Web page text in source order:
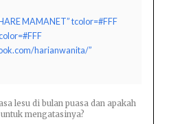
MAMANET” tcolor=#FFF
harianwanita/”
lesu di bulan puasa dan apakah
mengatasinya?